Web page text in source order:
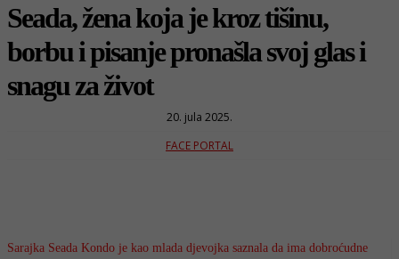
Seada, žena koja je kroz tišinu,
borbu i pisanje pronašla svoj glas i
snagu za život
20. jula 2025.
FACE PORTAL
Sarajka Seada Kondo je kao mlada djevojka saznala da ima dobroćudne